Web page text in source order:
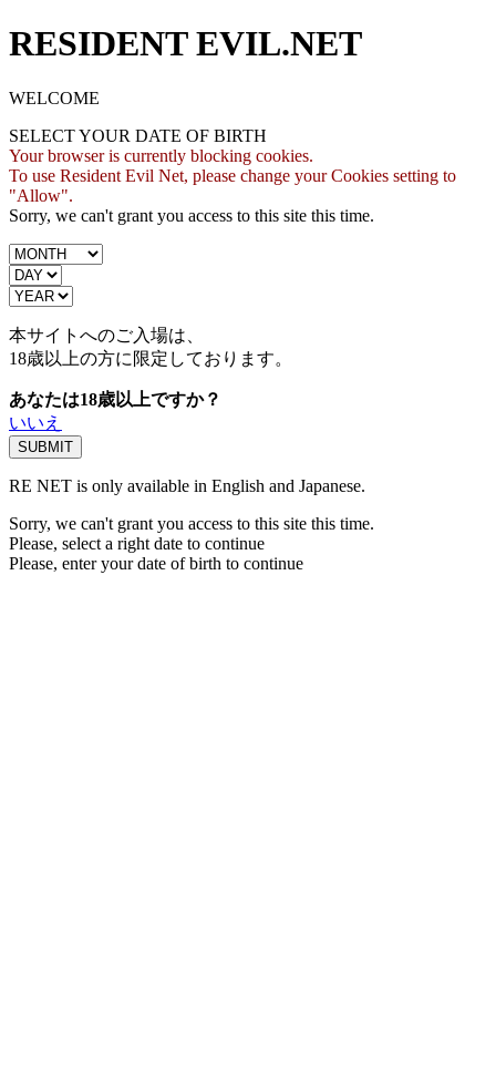
RESIDENT EVIL.NET
WELCOME
SELECT YOUR DATE OF BIRTH
Your browser is currently blocking cookies.
To use Resident Evil Net, please change your Cookies setting to
"Allow".
Sorry, we can't grant you access to this site this time.
本サイトへのご入場は、
18歳以上の方に限定しております。
あなたは18歳以上ですか？
いいえ
RE NET is only available in English and Japanese.
Sorry, we can't grant you access to this site this time.
Please, select a right date to continue
Please, enter your date of birth to continue